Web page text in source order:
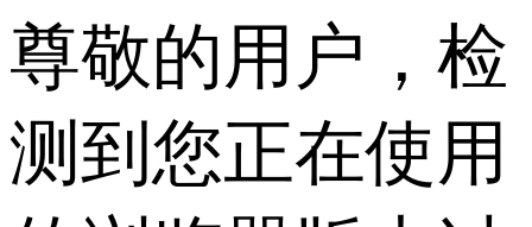
尊敬的用户，检
测到您正在使用